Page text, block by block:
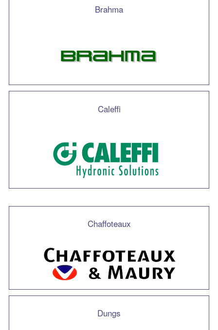
Brahma
Caleffi
Chaffoteaux
Dungs